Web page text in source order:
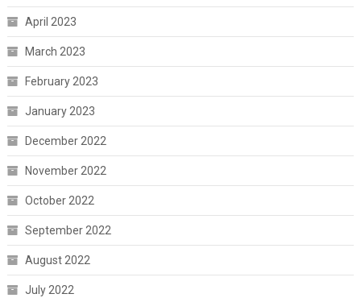
April 2023
March 2023
February 2023
January 2023
December 2022
November 2022
October 2022
September 2022
August 2022
July 2022